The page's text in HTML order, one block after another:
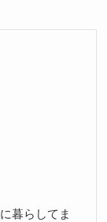
暮らしてま